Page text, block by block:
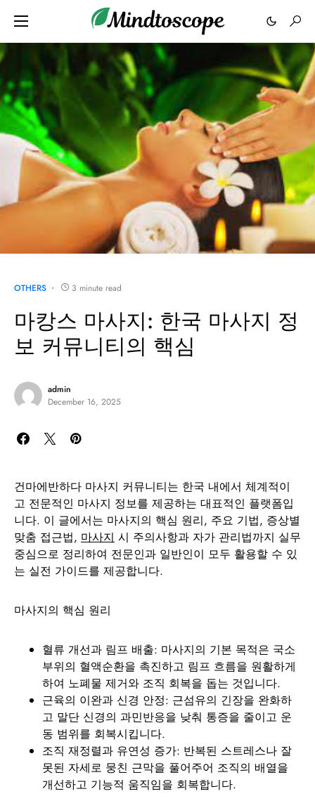
OTHERS 3 minute read
마캉스 마사지: 한국 마사지 정
보 커뮤니티의 핵심
admin
December 16, 2025
건마에반하다 마사지 커뮤니티는 한국 내에서 체계적이
고 전문적인 마사지 정보를 제공하는 대표적인 플랫폼입
니다. 이 글에서는 마사지의 핵심 원리, 주요 기법, 증상별
맞춤 접근법, 마사지 시 주의사항과 자가 관리법까지 실무
중심으로 정리하여 전문인과 일반인이 모두 활용할 수 있
는 실전 가이드를 제공합니다.
마사지의 핵심 원리
혈류 개선과 림프 배출: 마사지의 기본 목적은 국소
부위의 혈액순환을 촉진하고 림프 흐름을 원활하게
하여 노폐물 제거와 조직 회복을 돕는 것입니다.
근육의 이완과 신경 안정: 근섬유의 긴장을 완화하
고 말단 신경의 과민반응을 낮춰 통증을 줄이고 운
동 범위를 회복시킵니다.
조직 재정렬과 유연성 증가: 반복된 스트레스나 잘
못된 자세로 뭉친 근막을 풀어주어 조직의 배열을
개선하고 기능적 움직임을 회복합니다.